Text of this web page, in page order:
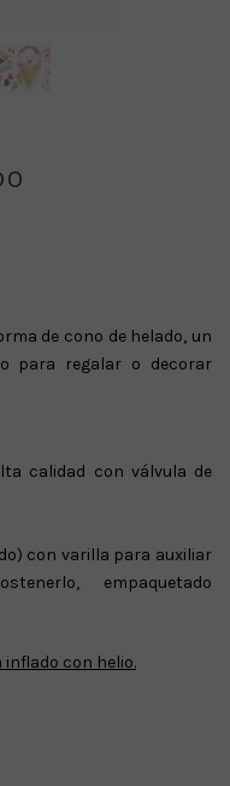
de cono de helado, un
para regalar o decorar
calidad con válvula de
con varilla para auxiliar
empaquetado
inflado con helio.